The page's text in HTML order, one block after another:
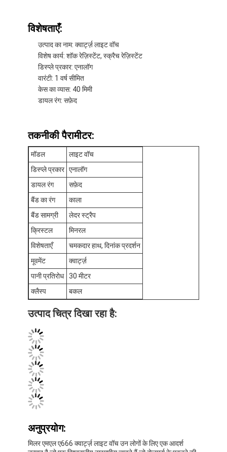
घर
उत्पादों
हमारे बारे में
फ़ैक्टरी टूर
गुणवत्ता नियंत्रण
हमसे संपर्क करें
समाचार
ब्लॉग
क्वार्ट्ज कलाई घड़ी
स्टेनलेस स्टील की बेल्ट वाली घड़ी
विशेषताएँ:
उत्पाद का नाम: क्वार्ट्ज़ लाइट वॉच
विशेष कार्य: शॉक रेज़िस्टेंट, स्क्रैच रेज़िस्टेंट
डिस्प्ले प्रकार: एनालॉग
वारंटी: 1 वर्ष सीमित
केस का व्यास: 40 मिमी
डायल रंग: सफ़ेद
तकनीकी पैरामीटर:
मॉडल
लाइट वॉच
डिस्प्ले प्रकार एनालॉग
डायल रंग
सफ़ेद
बैंड का रंग
काला
बैंड सामग्री
लेदर स्ट्रैप
क्रिस्टल
मिनरल
विशेषताएँ
चमकदार हाथ, दिनांक प्रदर्शन
मूवमेंट
क्वार्ट्ज़
पानी प्रतिरोध
30 मीटर
क्लैस्प
बकल
उत्पाद चित्र दिखा रहा है: